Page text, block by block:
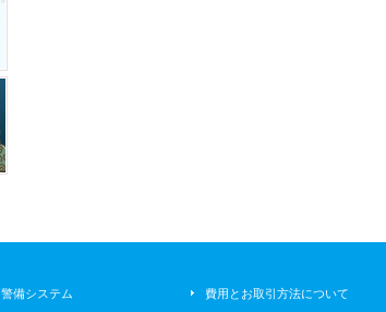
警備システム 費用とお取引方法について